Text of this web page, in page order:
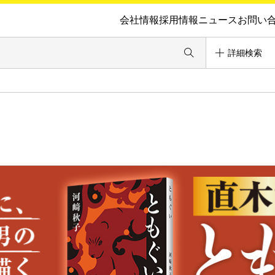
会社情報採用情報ニュースお問い
詳細検索